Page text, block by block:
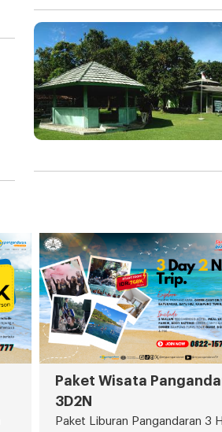
Paket Wisata
3D2N
Paket Liburan Pangandaran 3